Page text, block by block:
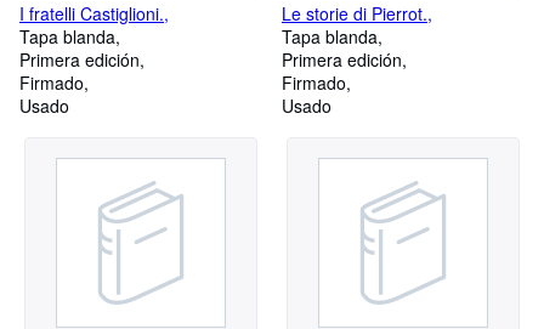
I fratelli Castiglioni.,
Tapa blanda
Primera edición
Firmado
Usado
Le storie di Pierrot.,
Tapa blanda
Primera edición
Firmado
Usado